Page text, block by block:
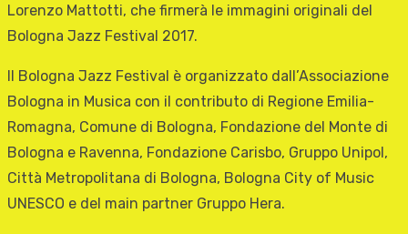
Lorenzo Mattotti, che firmerà le immagini originali del
Bologna Jazz Festival 2017.
Il Bologna Jazz Festival è organizzato dall’Associazione
Bologna in Musica con il contributo di Regione Emilia-
Romagna, Comune di Bologna, Fondazione del Monte di
Bologna e Ravenna, Fondazione Carisbo, Gruppo Unipol,
Città Metropolitana di Bologna, Bologna City of Music
UNESCO e del main partner Gruppo Hera.